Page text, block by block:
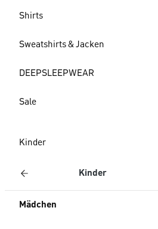
Shirts
Sweatshirts & Jacken
DEEPSLEEPWEAR
Sale
Kinder
Kinder
Mädchen